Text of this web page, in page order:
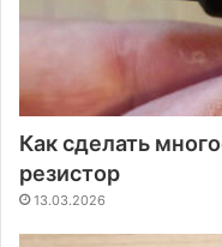
Как сделать
резистор
13.03.2026